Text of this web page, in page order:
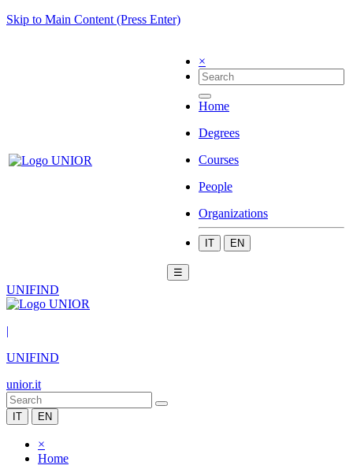
Skip to Main Content (Press Enter)
×
Home
Degrees
Courses
People
Organizations
IT EN
☰
UNIFIND
|
UNIFIND
unior.it
IT EN
×
Home